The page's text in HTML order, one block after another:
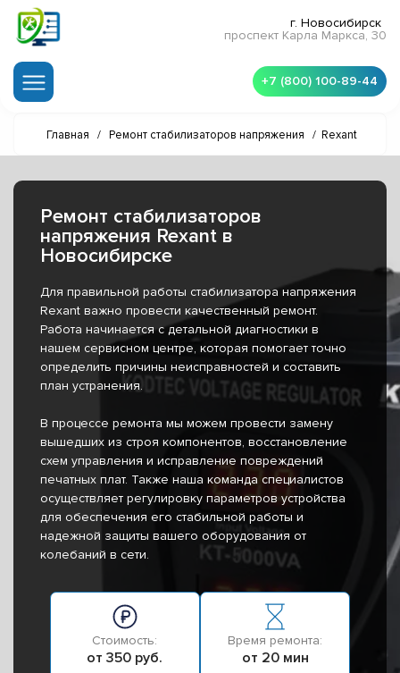
г. Новосибирск
проспект Карла Маркса, 30
+7 (800) 100-89-44
Главная / Ремонт стабилизаторов напряжения / Rexant
Ремонт стабилизаторов
напряжения Rexant в
Новосибирске
Для правильной работы стабилизатора напряжения
Rexant важно провести качественный ремонт.
Работа начинается с детальной диагностики в
нашем сервисном центре, которая помогает точно
определить причины неисправностей и составить
план устранения.
В процессе ремонта мы можем провести замену
вышедших из строя компонентов, восстановление
схем управления и исправление повреждений
печатных плат. Также наша команда специалистов
осуществляет регулировку параметров устройства
для обеспечения его стабильной работы и
надежной защиты вашего оборудования от
колебаний в сети.
Стоимость:
от 350 руб.
Время ремонта:
от 20 мин